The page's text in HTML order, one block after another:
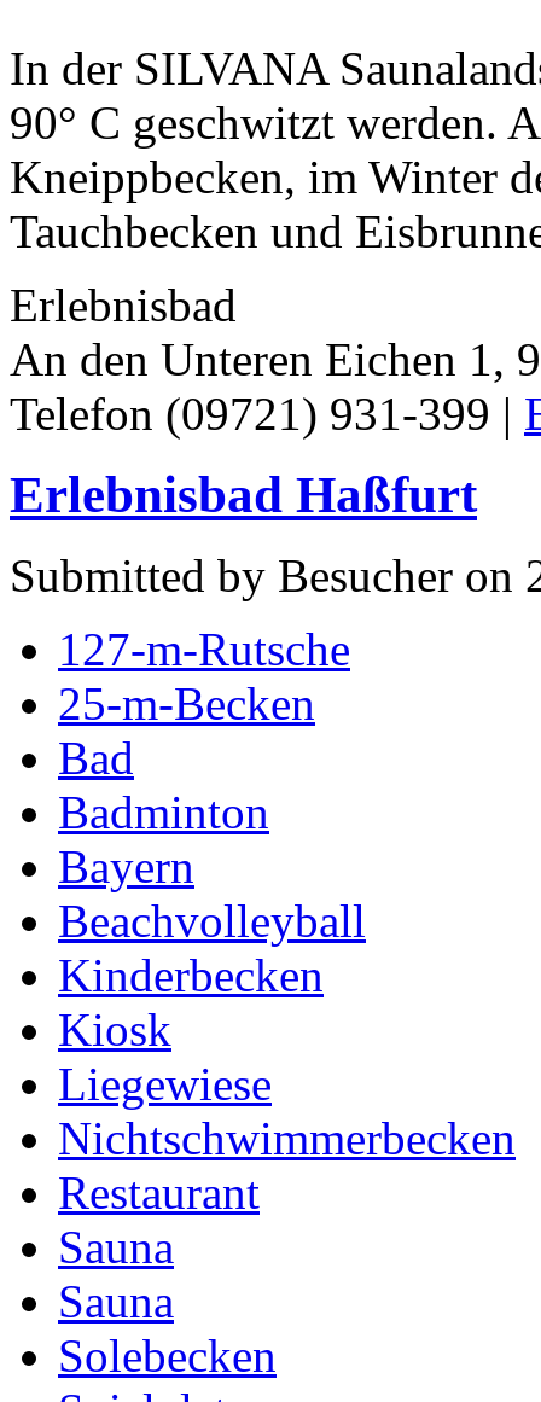
In der SILVANA
90° C geschwitzt werden.
Kneippbecken, im Winter
Tauchbecken und
Erlebnisbad
An den Unteren Eichen 1,
Telefon (09721) 931-399 |
Erlebnisbad Haßfurt
Submitted by Besucher on
127-m-Rutsche
25-m-Becken
Bad
Badminton
Bayern
Beachvolleyball
Kinderbecken
Kiosk
Liegewiese
Nichtschwimmerbecken
Restaurant
Sauna
Sauna
Solebecken